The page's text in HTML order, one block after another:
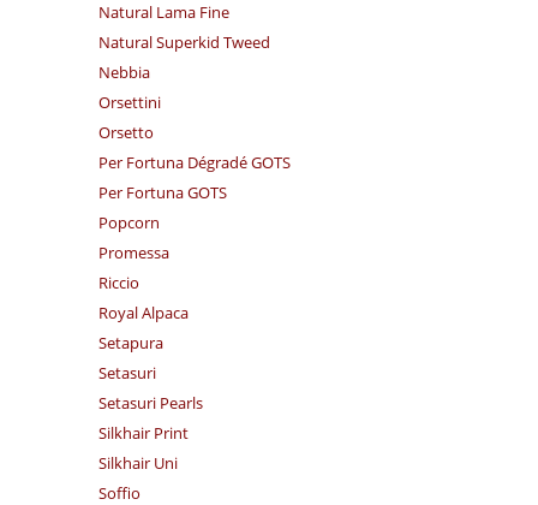
Natural Lama Fine
Natural Superkid Tweed
Nebbia
Orsettini
Orsetto
Per Fortuna Dégradé GOTS
Per Fortuna GOTS
Popcorn
Promessa
Riccio
Royal Alpaca
Setapura
Setasuri
Setasuri Pearls
Silkhair Print
Silkhair Uni
Soffio